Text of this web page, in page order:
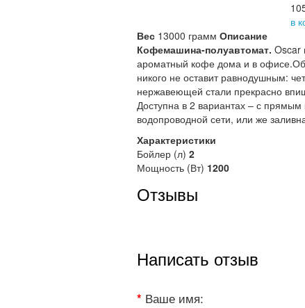
в
Вес 13000 грамм Описание
Кофемашина-полуавтомат. Oscar
ароматный кофе дома и в
никого не оставит равнодушным:
нержавеющей стали прекрасно
Доступна в 2 вариантах – с
водопроводной сети, или же
Характеристики
Бойлер (л) 2
Мощность (Вт) 1200
Отзывы
Написать отзыв
Ваше имя: